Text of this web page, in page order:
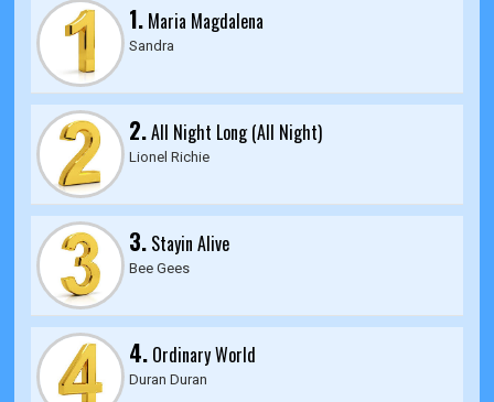
1. Maria Magdalena
Sandra
2.All Night Long (All Night)
Lionel Richie
3. Stayin Alive
Bee Gees
4. Ordinary World
Duran Duran